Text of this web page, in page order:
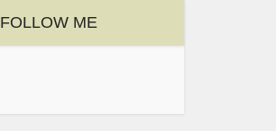
FOLLOW ME